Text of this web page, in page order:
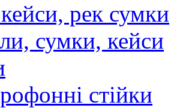
рек сумки
сумки, кейси
стійки